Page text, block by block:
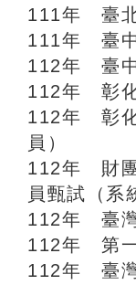
111年 臺
111年 臺
112年 臺
112年 彰化
112年 彰化
員）
112年 財團
員甄試（系
112年 臺
112年 第
112年 臺灣